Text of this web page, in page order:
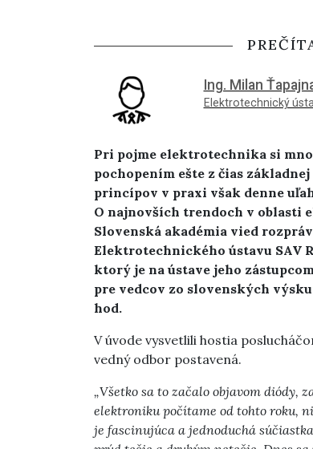
Ing. Milan
Elektrotechnický
Pri pojme elektrotechnika si
pochopením ešte z čias
princípov v praxi však denne
O najnovších trendoch v oblasti
Slovenská akadémia vied
Elektrotechnického ústavu SAV
ktorý je na ústave jeho
pre vedcov zo slovenských
hod.
V úvode vysvetlili hostia
vedný odbor postavená.
„Všetko sa to začalo objavom diódy,
elektroniku počítame od tohto roku,
je fascinujúca a jednoduchá